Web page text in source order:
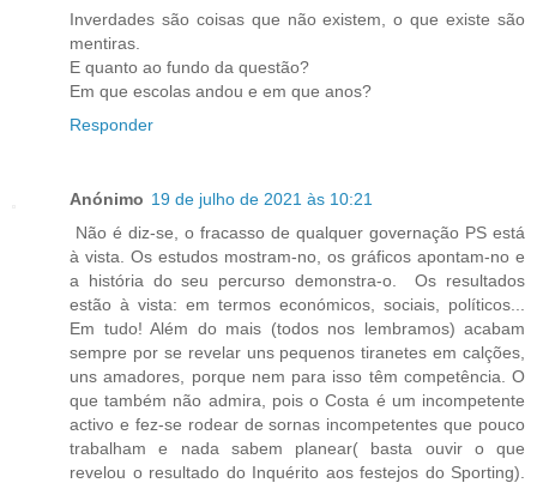
Inverdades são coisas que não existem, o que existe são
mentiras.
E quanto ao fundo da questão?
Em que escolas andou e em que anos?
Responder
Anónimo 19 de julho de 2021 às 10:21
Não é diz-se, o fracasso de qualquer governação PS está
à vista. Os estudos mostram-no, os gráficos apontam-no e
a história do seu percurso demonstra-o. Os resultados
estão à vista: em termos económicos, sociais, políticos...
Em tudo! Além do mais (todos nos lembramos) acabam
sempre por se revelar uns pequenos tiranetes em calções,
uns amadores, porque nem para isso têm competência. O
que também não admira, pois o Costa é um incompetente
activo e fez-se rodear de sornas incompetentes que pouco
trabalham e nada sabem planear( basta ouvir o que
revelou o resultado do Inquérito aos festejos do Sporting).